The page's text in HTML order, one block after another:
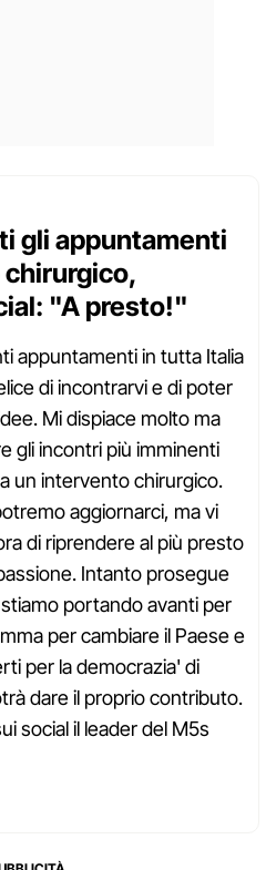
gli appuntamenti
"A presto!"
appuntamenti in tutta Italia
di incontrarvi e di poter
Mi dispiace molto ma
gli incontri più imminenti
un intervento chirurgico.
aggiornarci, ma vi
di riprendere al più presto
Intanto prosegue
portando avanti per
per cambiare il Paese e
per la democrazia' di
dare il proprio contributo.
social il leader del M5s